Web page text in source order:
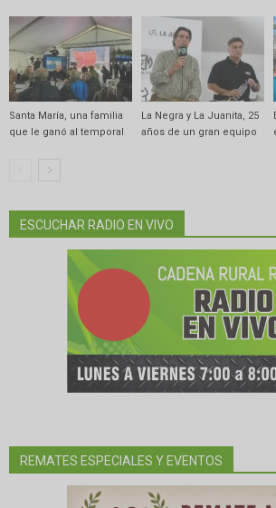
Santa María, una familia
que le ganó al temporal
La Negra y La Juanita, 25
años de un gran equipo
ESCUCHAR RADIO EN VIVO
REMATES ESPECIALES Y EVENTOS